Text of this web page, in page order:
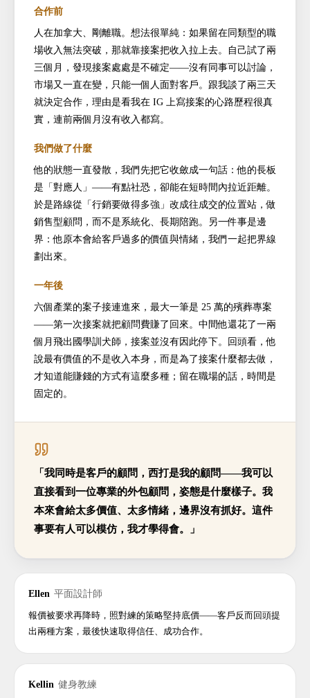
合作前
人在加拿大、剛離職。想法很單純：如果留在同類型的職
場收入無法突破，那就靠接案把收入拉上去。自己試了兩
三個月，發現接案處處是不確定——沒有同事可以討論，
市場又一直在變，只能一個人面對客戶。跟我談了兩三天
就決定合作，理由是看我在 IG 上寫接案的心路歷程很真
實，連前兩個月沒有收入都寫。
我們做了什麼
他的狀態一直發散，我們先把它收斂成一句話：他的長板
是「對應人」——有點社恐，卻能在短時間內拉近距離。
於是路線從「行銷要做得多強」改成往成交的位置站，做
銷售型顧問，而不是系統化、長期陪跑。另一件事是邊
界：他原本會給客戶過多的價值與情緒，我們一起把界線
劃出來。
一年後
六個產業的案子接連進來，最大一筆是 25 萬的殯葬專案
——第一次接案就把顧問費賺了回來。中間他還花了一兩
個月飛出國學訓犬師，接案並沒有因此停下。回頭看，他
說最有價值的不是收入本身，而是為了接案什麼都去做，
才知道能賺錢的方式有這麼多種；留在職場的話，時間是
固定的。
「我同時是客戶的顧問，西打是我的顧問——我可以
直接看到一位專業的外包顧問，姿態是什麼樣子。我
本來會給太多價值、太多情緒，邊界沒有抓好。這件
事要有人可以模仿，我才學得會。」
Ellen 平面設計師
報價被要求再降時，照對練的策略堅持底價——客戶反而回頭提
出兩種方案，最後快速取得信任、成功合作。
Kellin 健身教練